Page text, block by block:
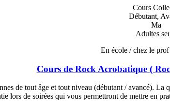
Cours
Débutant,
Ma
Adultes
En école / chez le prof
Cours de Rock Acrobatique (
de tout âge et tout niveau (débutant / avancé).
lors de soirées qui vous permettront de mettre en